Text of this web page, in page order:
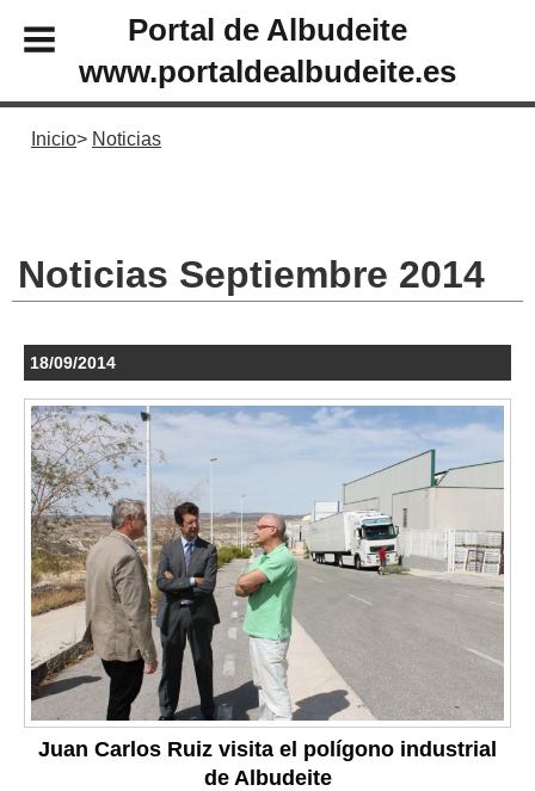
Portal de Albudeite
www.portaldealbudeite.es
Inicio Noticias
Noticias Septiembre 2014
18/09/2014
Juan Carlos Ruiz visita el polígono industrial
de Albudeite